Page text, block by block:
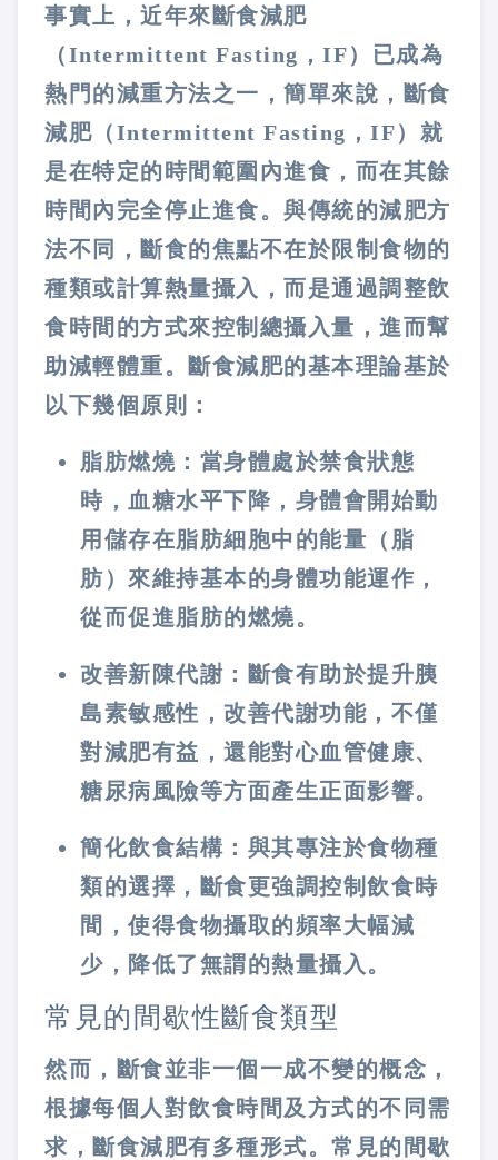
事實上，近年來斷食減肥
（Intermittent Fasting，IF）已成為
熱門的減重方法之一，簡單來說，斷食
減肥（Intermittent Fasting，IF）就
是在特定的時間範圍內進食，而在其餘
時間內完全停止進食。與傳統的減肥方
法不同，斷食的焦點不在於限制食物的
種類或計算熱量攝入，而是通過調整飲
食時間的方式來控制總攝入量，進而幫
助減輕體重。斷食減肥的基本理論基於
以下幾個原則：
脂肪燃燒：當身體處於禁食狀態
時，血糖水平下降，身體會開始動
用儲存在脂肪細胞中的能量（脂
肪）來維持基本的身體功能運作，
從而促進脂肪的燃燒。
改善新陳代謝：斷食有助於提升胰
島素敏感性，改善代謝功能，不僅
對減肥有益，還能對心血管健康、
糖尿病風險等方面產生正面影響。
簡化飲食結構：與其專注於食物種
類的選擇，斷食更強調控制飲食時
間，使得食物攝取的頻率大幅減
少，降低了無謂的熱量攝入。
常見的間歇性斷食類型
然而，斷食並非一個一成不變的概念，
根據每個人對飲食時間及方式的不同需
求，斷食減肥有多種形式。常見的間歇